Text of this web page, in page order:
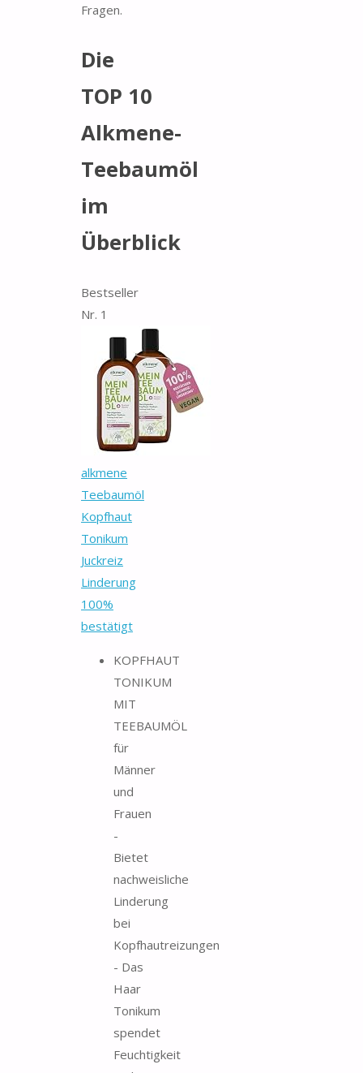
Fragen.
Die
TOP 10
Alkmene-
Teebaumöl
im
Überblick
Bestseller
Nr. 1
alkmene
Teebaumöl
Kopfhaut
Tonikum
Juckreiz
Linderung
100%
bestätigt
KOPFHAUT
TONIKUM
MIT
TEEBAUMÖL
für
Männer
und
Frauen
-
Bietet
nachweisliche
Linderung
bei
Kopfhautreizungen
- Das
Haar
Tonikum
spendet
Feuchtigkeit